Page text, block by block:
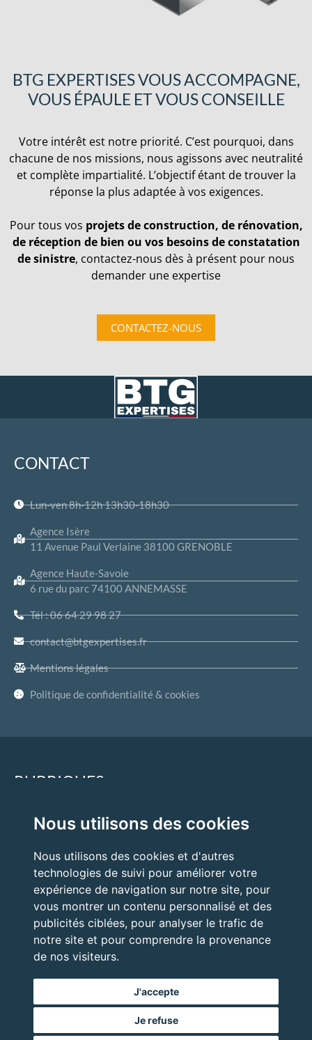
Nous utilisons des cookies
Nous utilisons des cookies et d'autres
technologies de suivi pour améliorer votre
expérience de navigation sur notre site, pour
vous montrer un contenu personnalisé et des
publicités ciblées, pour analyser le trafic de
notre site et pour comprendre la provenance
de nos visiteurs.
J'accepte
Je refuse
BTG EXPERTISES VOUS ACCOMPAGNE,
VOUS ÉPAULE ET VOUS CONSEILLE
Votre intérêt est notre priorité. C’est pourquoi, dans
chacune de nos missions, nous agissons avec neutralité
et complète impartialité. L’objectif étant de trouver la
réponse la plus adaptée à vos exigences.
Pour tous vos projets de construction, de rénovation,
de réception de bien ou vos besoins de constatation
de sinistre, contactez-nous dès à présent pour nous
demander une expertise
CONTACTEZ-NOUS
CONTACT
Lun-ven 8h-12h 13h30-18h30
Agence Isère
11 Avenue Paul Verlaine 38100 GRENOBLE
Agence Haute-Savoie
6 rue du parc 74100 ANNEMASSE
Tél : 06 64 29 98 27
contact@btgexpertises.fr
Mentions légales
Politique de confidentialité & cookies
RUBRIQUES
Accueil
Quand faire appel à un expert ?
Nos expertises
Nos prestations